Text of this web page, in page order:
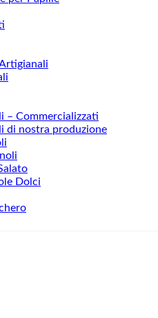
– Commercializzati
di nostra produzione
Dolci